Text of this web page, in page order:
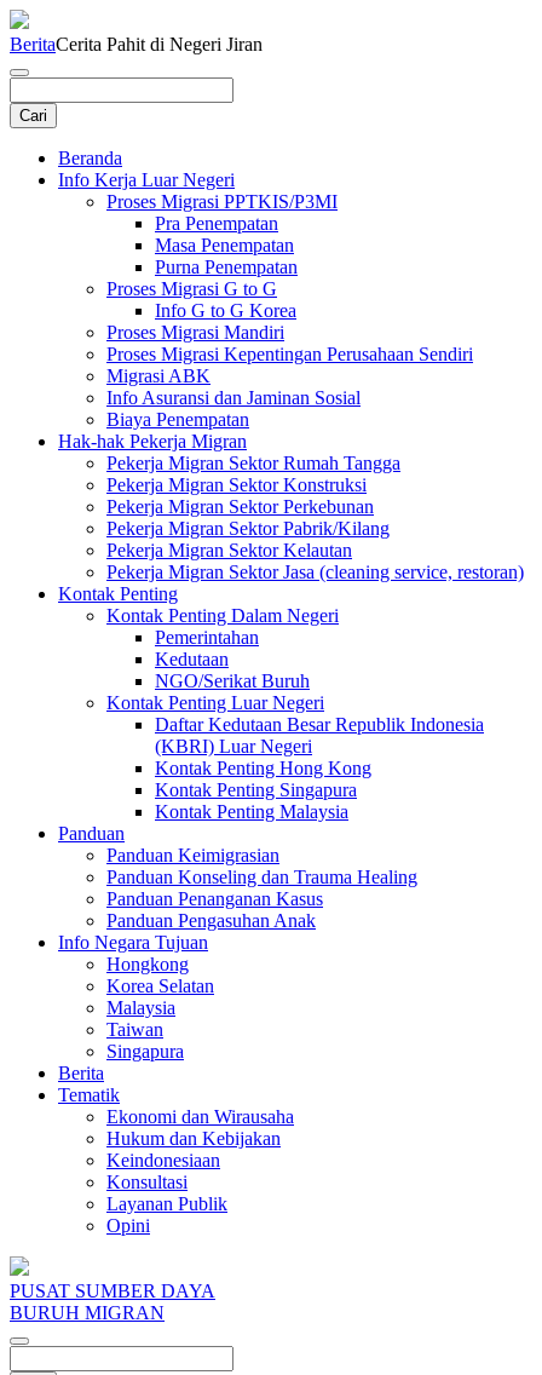
BeritaCerita Pahit di Negeri Jiran
Beranda
Info Kerja Luar Negeri
Proses Migrasi PPTKIS/P3MI
Pra Penempatan
Masa Penempatan
Purna Penempatan
Proses Migrasi G to G
Info G to G Korea
Proses Migrasi Mandiri
Proses Migrasi Kepentingan Perusahaan Sendiri
Migrasi ABK
Info Asuransi dan Jaminan Sosial
Biaya Penempatan
Hak-hak Pekerja Migran
Pekerja Migran Sektor Rumah Tangga
Pekerja Migran Sektor Konstruksi
Pekerja Migran Sektor Perkebunan
Pekerja Migran Sektor Pabrik/Kilang
Pekerja Migran Sektor Kelautan
Pekerja Migran Sektor Jasa (cleaning service, restoran)
Kontak Penting
Kontak Penting Dalam Negeri
Pemerintahan
Kedutaan
NGO/Serikat Buruh
Kontak Penting Luar Negeri
Daftar Kedutaan Besar Republik Indonesia
(KBRI) Luar Negeri
Kontak Penting Hong Kong
Kontak Penting Singapura
Kontak Penting Malaysia
Panduan
Panduan Keimigrasian
Panduan Konseling dan Trauma Healing
Panduan Penanganan Kasus
Panduan Pengasuhan Anak
Info Negara Tujuan
Hongkong
Korea Selatan
Malaysia
Taiwan
Singapura
Berita
Tematik
Ekonomi dan Wirausaha
Hukum dan Kebijakan
Keindonesiaan
Konsultasi
Layanan Publik
Opini
PUSAT SUMBER DAYA
BURUH MIGRAN